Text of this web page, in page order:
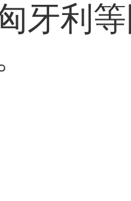
牙利